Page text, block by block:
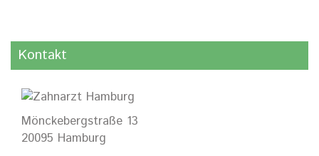
Kontakt
Mönckebergstraße 13
20095 Hamburg